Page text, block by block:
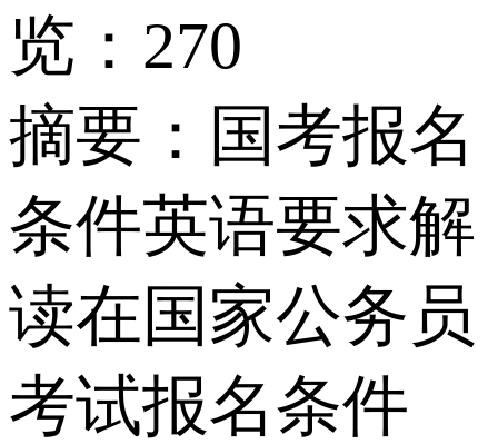
览：270
摘要： 国考报名
条件英语要求解
读在国家公务员
考试报名条件